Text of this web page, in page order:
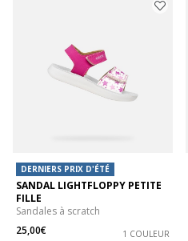
DERNIERS PRIX D'ÉTÉ
SANDAL LIGHTFLOPPY PETITE
FILLE
Sandales à scratch
25,00€
1 COULEUR